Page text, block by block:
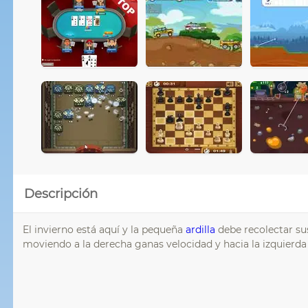
Descripción
El invierno está aquí y la pequeña ardilla debe recolectar
moviendo a la derecha ganas velocidad y hacia la